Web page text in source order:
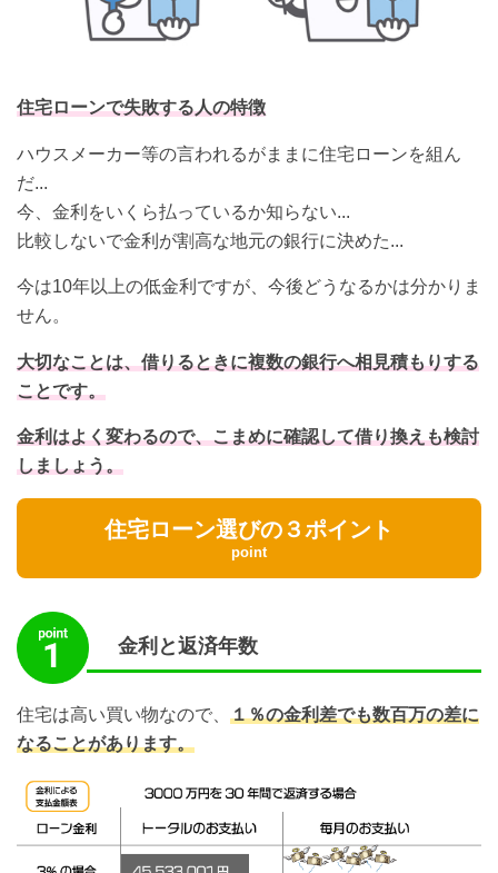
住宅ローンで失敗する人の特徴
ハウスメーカー等の言われるがままに住宅ローンを組ん
だ...
今、金利をいくら払っているか知らない...
比較しないで金利が割高な地元の銀行に決めた...
今は10年以上の低金利ですが、今後どうなるかは分かりま
せん。
大切なことは、借りるときに複数の銀行へ相見積もりする
ことです。
金利はよく変わるので、こまめに確認して借り換えも検討
しましょう。
住宅ローン選びの３ポイント
point
金利と返済年数
住宅は高い買い物なので、 １％の金利差でも数百万の差に
なることがあります。